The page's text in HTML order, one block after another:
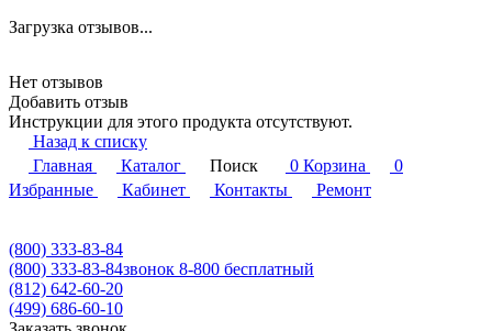
Загрузка отзывов...
Нет отзывов
Добавить отзыв
Инструкции для этого продукта отсутствуют.
Назад к списку
Главная
Каталог Поиск 0 Корзина
0
Избранные
Кабинет Контакты Ремонт
(800) 333-83-84
(800) 333-83-84звонок 8-800 бесплатный
(812) 642-60-20
(499) 686-60-10